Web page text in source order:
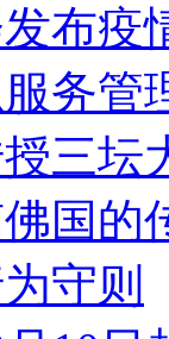
布疫
务管
三坛
国的
守则